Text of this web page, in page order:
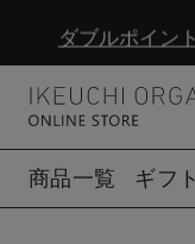
商品一覧 ギフト